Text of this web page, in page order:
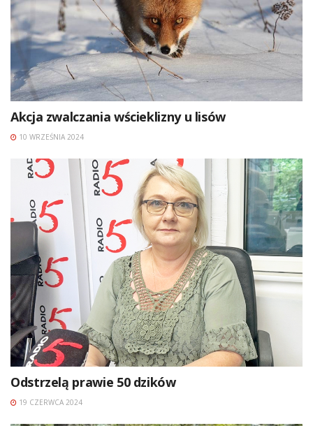
Akcja zwalczania wścieklizny u lisów
10 WRZEŚNIA 2024
Odstrzelą prawie 50 dzików
19 CZERWCA 2024